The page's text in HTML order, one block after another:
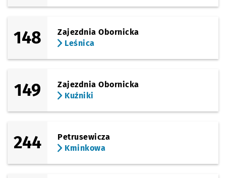
148
Zajezdnia Obornicka
Leśnica
149
Zajezdnia Obornicka
Kuźniki
244
Petrusewicza
Kminkowa